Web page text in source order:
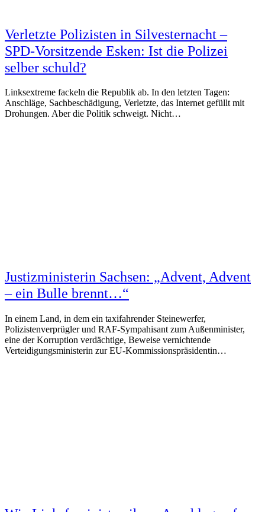
Verletzte Polizisten in Silvesternacht –
SPD-Vorsitzende Esken: Ist die Polizei
selber schuld?
Linksextreme fackeln die Republik ab. In den letzten Tagen:
Anschläge, Sachbeschädigung, Verletzte, das Internet gefüllt mit
Drohungen. Aber die Politik schweigt. Nicht…
Justizministerin Sachsen: „Advent, Advent
– ein Bulle brennt…“
In einem Land, in dem ein taxifahrender Steinewerfer,
Polizistenverprügler und RAF-Sympahisant zum Außenminister,
eine der Korruption verdächtige, Beweise vernichtende
Verteidigungsministerin zur EU-Kommissionspräsidentin…